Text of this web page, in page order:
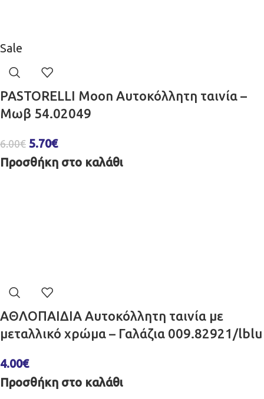
Sale
PASTORELLI Moon Aυτοκόλλητη ταινία –
Μωβ 54.02049
6.00€ 5.70€
Προσθήκη στο καλάθι
ΑΘΛΟΠΑΙΔΙΑ Αυτοκόλλητη ταινία με
μεταλλικό χρώμα – Γαλάζια 009.82921/lblu
4.00€
Προσθήκη στο καλάθι